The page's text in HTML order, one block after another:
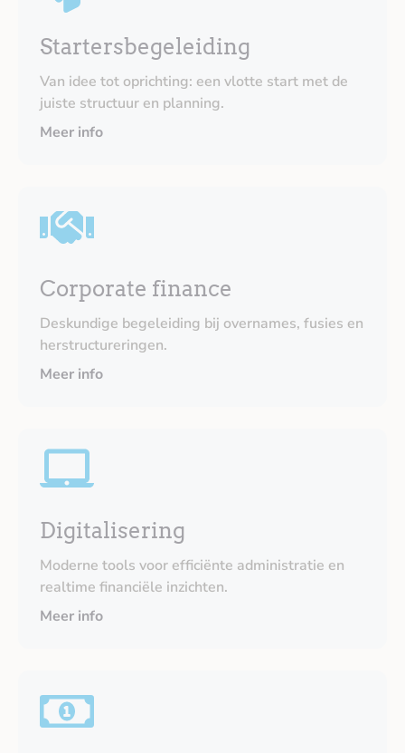
Startersbegeleiding
Van idee tot oprichting: een vlotte start met de
juiste structuur en planning.
Meer info
Corporate finance
Deskundige begeleiding bij overnames, fusies en
herstructureringen.
Meer info
Digitalisering
Moderne tools voor efficiënte administratie en
realtime financiële inzichten.
Meer info